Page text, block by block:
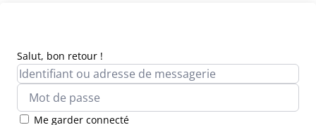
Salut, bon retour !
Me garder connecté